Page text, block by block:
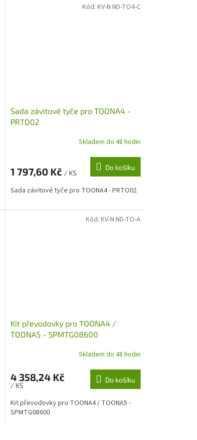
Sada závitové tyče pro TOONA4 -
PRTO02
Skladem do 48 hodin
1 797,60 Kč / KS
Do košíku
Sada závitové tyče pro TOONA4 - PRTO02
Kód: KV-N ND-TO4-C
Kit převodovky pro TOONA4 /
TOONA5 - SPMTG08600
Skladem do 48 hodin
4 358,24 Kč
/ KS
Do košíku
Kit převodovky pro TOONA4 / TOONA5 -
SPMTG08600
Kód: KV-N ND-TO-A